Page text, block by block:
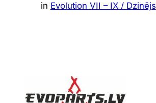
in Evolution VII – IX / Dzinējs